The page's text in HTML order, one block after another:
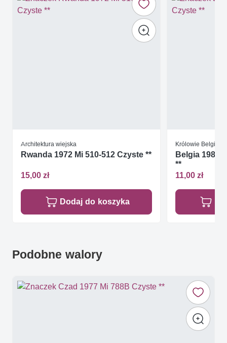
Architektura wiejska
Rwanda 1972 Mi 510-512 Czyste **
15,00 zł
Dodaj do koszyka
Królowie Belgijscy
Belgia 1984
**
11,00 zł
Podobne walory